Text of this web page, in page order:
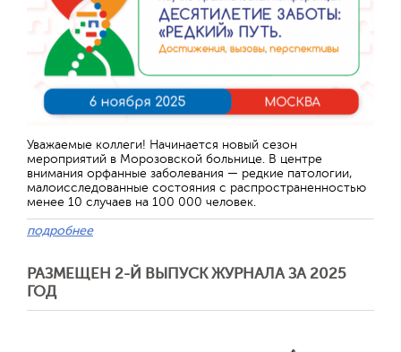
Уважаемые коллеги! Начинается новый сезон
мероприятий в Морозовской больнице. В центре
внимания орфанные заболевания — редкие патологии,
малоисследованные состояния с распространенностью
менее 10 случаев на 100 000 человек.
подробнее
РАЗМЕЩЕН 2-Й ВЫПУСК ЖУРНАЛА ЗА 2025
ГОД